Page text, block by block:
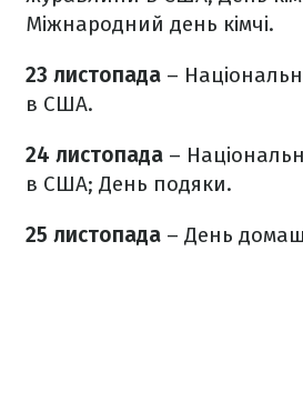
Міжнародний день кімчі.
23 листопада –
в США.
24 листопада –
в США; День подяки.
25 листопада – День